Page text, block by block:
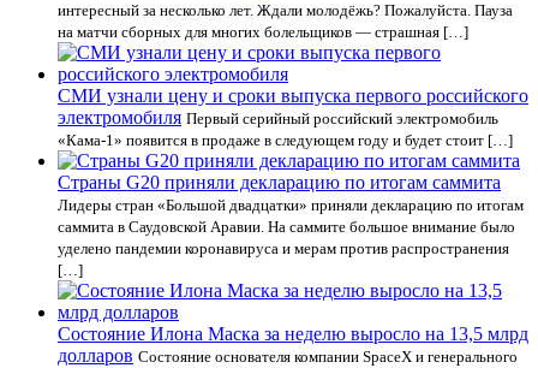
интересный за несколько лет. Ждали молодёжь? Пожалуйста. Пауза
на матчи сборных для многих болельщиков — страшная […]
СМИ узнали цену и сроки выпуска первого российского
электромобиля Первый серийный российский электромобиль
«Кама-1» появится в продаже в следующем году и будет стоит […]
Страны G20 приняли декларацию по итогам саммита
Лидеры стран «Большой двадцатки» приняли декларацию по итогам
саммита в Саудовской Аравии. На саммите большое внимание было
уделено пандемии коронавируса и мерам против распространения
[…]
Состояние Илона Маска за неделю выросло на 13,5 млрд
долларов Состояние основателя компании SpaceX и генерального